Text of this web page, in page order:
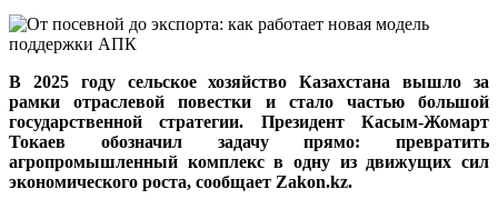
В 2025 году сельское хозяйство Казахстана вышло за
рамки отраслевой повестки и стало частью большой
государственной стратегии. Президент Касым-Жомарт
Токаев обозначил задачу прямо: превратить
агропромышленный комплекс в одну из движущих сил
экономического роста, сообщает Zakon.kz.